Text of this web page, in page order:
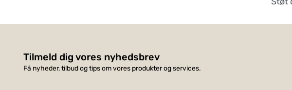
Tilmeld dig vores nyhedsbrev
Få nyheder, tilbud og tips om vores produkter og services.